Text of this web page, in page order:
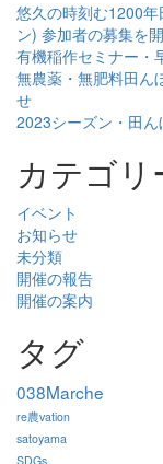
悠久の時刻む1200
ン) 参加者の募集を
有機稲作セミナー・
無農薬・無肥料田ん
せ
2023シーズン・田ん
カテゴリ
イベント
お知らせ
未分類
開催の報告
開催の案内
タグ
038Marche
re農vation
satoyama
SDGs